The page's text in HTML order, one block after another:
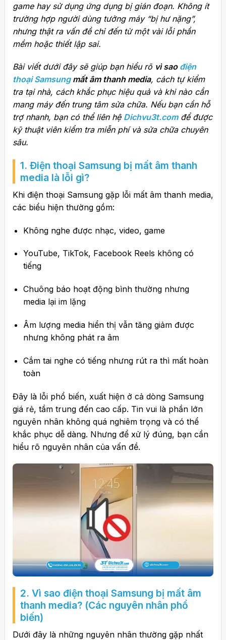
game hay sử dụng ứng dụng bị gián đoạn. Không ít
trường hợp người dùng tưởng máy “bị hư nặng”,
nhưng thật ra vấn đề chỉ đến từ một vài lỗi phần
mềm hoặc thiết lập sai.
Bài viết dưới đây sẽ giúp bạn hiểu rõ vì saođiện
thoại Samsungmất âm thanh media, cách tự kiểm
tra tại nhà, cách khắc phục hiệu quả và khi nào cần
mang máy đến trung tâm sửa chữa. Nếu bạn cần hỗ
trợ nhanh, bạn có thể liên hệ Dichvu3t.comđể được
kỹ thuật viên kiểm tra miễn phí và sửa chữa chuyên
sâu.
1. Điện thoại Samsung bị mất âm thanh
media là lỗi gì?
Khi điện thoại Samsung gặp lỗi mất âm thanh media,
các biểu hiện thường gồm:
Không nghe được nhạc, video, game
YouTube, TikTok, Facebook Reels không có
tiếng
Chuông báo hoạt động bình thường nhưng
media lại im lặng
Âm lượng media hiển thị vẫn tăng giảm được
nhưng không phát ra âm
Cắm tai nghe có tiếng nhưng rút ra thì mất hoàn
toàn
Đây là lỗi phổ biến, xuất hiện ở cả dòng Samsung
giá rẻ, tầm trung đến cao cấp. Tin vui là phần lớn
nguyên nhân không quá nghiêm trọng và có thể
khắc phục dễ dàng. Nhưng để xử lý đúng, bạn cần
hiểu rõ nguyên nhân của vấn đề.
2. Vì sao điện thoại Samsung bị mất âm
thanh media? (Các nguyên nhân phổ
biến)
Dưới đây là những nguyên nhân thường gặp nhất